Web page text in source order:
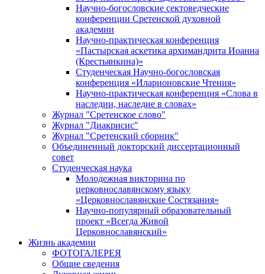
Научно-богословские сектоведческие
конференции Сретенской духовной
академии
Научно-практическая конференция
«Пастырская аскетика архимандрита Иоанна
(Крестьянкина)»
Студенческая Научно-богословская
конференция «Иларионовские Чтения»
Научно-практическая конференция «Cлова в
наследии, наследие в словах»
Журнал "Сретенское слово"
Журнал "Диакрисис"
Журнал "Сретенский сборник"
Объединенный докторский диссертационный
совет
Студенческая наука
Молодежная викторина по
церковнославянскому языку
«Церковнославянские Состязания»
Научно-популярный образовательный
проект «Всегда Живой
Церковнославянский»
Жизнь академии
ФОТОГАЛЕРЕЯ
Общие сведения